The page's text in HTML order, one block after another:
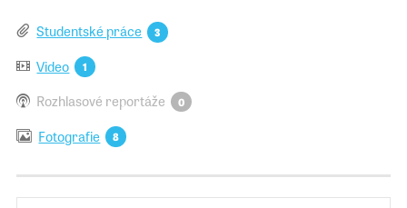
Studentské práce 3
Video 1
Rozhlasové reportáže 0
Fotografie 8